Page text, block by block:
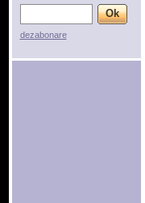
dezabonare